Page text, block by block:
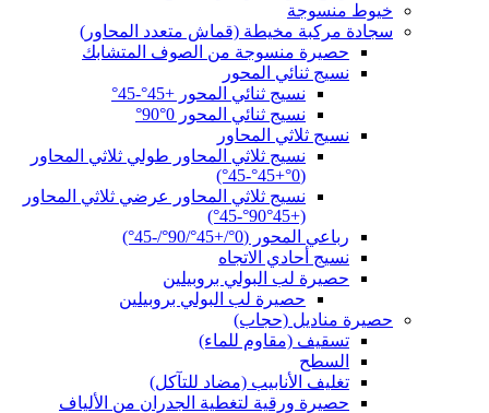
خيوط منسوجة
سجادة مركبة مخيطة (قماش متعدد المحاور)
حصيرة منسوجة من الصوف المتشابك
نسيج ثنائي المحور
نسيج ثنائي المحور +45°-45°
نسيج ثنائي المحور 0°90°
نسيج ثلاثي المحاور
نسيج ثلاثي المحاور طولي ثلاثي المحاور
(0°+45°-45°)
نسيج ثلاثي المحاور عرضي ثلاثي المحاور
(+45°90°-45°)
رباعي المحور (0°/+45°/90°/-45°)
نسيج أحادي الاتجاه
حصيرة لب البولي بروبيلين
حصيرة لب البولي بروبيلين
حصيرة مناديل (حجاب)
تسقيف (مقاوم للماء)
السطح
تغليف الأنابيب (مضاد للتآكل)
حصيرة ورقية لتغطية الجدران من الألياف